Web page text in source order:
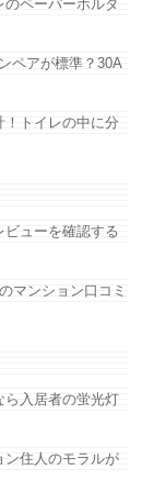
ペーパーホルダ
ペアが標準？30A
！トイレの中に分
ビューを確認する
マンション口コミ
ら入居者の蛍光灯
ン住人のモラルが